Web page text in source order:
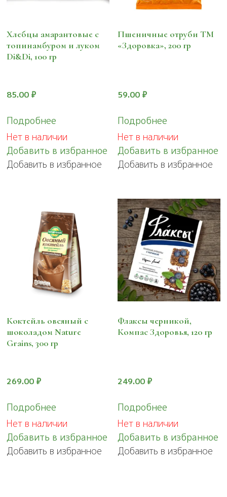
Хлебцы амарантовые с
топинамбуром и луком
Di&Di, 100 гр
85.00 ₽
Подробнее
Нет в наличии
Добавить в избранное
Добавить в избранное
Пшеничные отруби ТМ
«Здоровка», 200 гр
59.00₽
Подробнее
Нет в наличии
Добавить в избранное
Добавить в избранное
Коктейль овсяный с
шоколадом Nature
Grains, 300 гр
269.00 ₽
Подробнее
Нет в наличии
Добавить в избранное
Добавить в избранное
Флаксы черникой,
Компас Здоровья, 120 гр
249.00₽
Подробнее
Нет в наличии
Добавить в избранное
Добавить в избранное